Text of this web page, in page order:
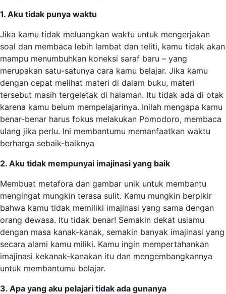
1. Aku tidak punya waktu
Jika kamu tidak meluangkan waktu untuk mengerjakan
soal dan membaca lebih lambat dan teliti, kamu tidak akan
mampu menumbuhkan koneksi saraf baru – yang
merupakan satu-satunya cara kamu belajar. Jika kamu
dengan cepat melihat materi di dalam buku, materi
tersebut masih tergeletak di halaman. Itu tidak ada di otak
karena kamu belum mempelajarinya. Inilah mengapa kamu
benar-benar harus fokus melakukan Pomodoro, membaca
ulang jika perlu. Ini membantumu memanfaatkan waktu
berharga sebaik-baiknya
2. Aku tidak mempunyai imajinasi yang baik
Membuat metafora dan gambar unik untuk membantu
mengingat mungkin terasa sulit. Kamu mungkin berpikir
bahwa kamu tidak memiliki imajinasi yang sama dengan
orang dewasa. Itu tidak benar! Semakin dekat usiamu
dengan masa kanak-kanak, semakin banyak imajinasi yang
secara alami kamu miliki. Kamu ingin mempertahankan
imajinasi kekanak-kanakan itu dan mengembangkannya
untuk membantumu belajar.
3. Apa yang aku pelajari tidak ada gunanya